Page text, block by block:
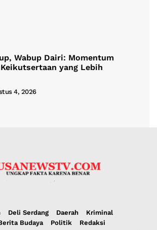
Wabup Dairi: Momentum
yang Lebih
4, 2026
Deli Serdang Daerah
Kriminal
Budaya Politik Redaksi